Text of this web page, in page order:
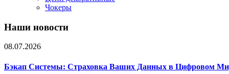
Чокеры
Наши новости
08.07.2026
Бэкап Системы: Страховка Ваших Данных в Цифровом